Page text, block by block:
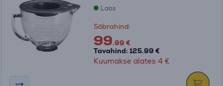
Laos
Sõbrahind:
99.99 €
Tavahind: 125.99 €
Kuumakse alates 4 €